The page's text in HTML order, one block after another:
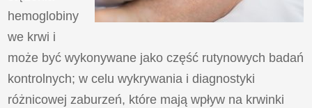
hemoglobiny
we krwi i
może być wykonywane jako część rutynowych badań
kontrolnych; w celu wykrywania i diagnostyki
różnicowej zaburzeń, które mają wpływ na krwinki